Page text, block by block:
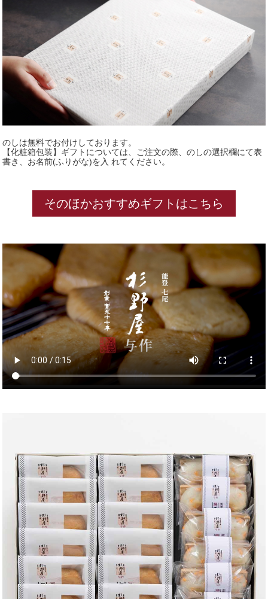
のしは無料でお付けしております。
【化粧箱包装】ギフトについては、ご注文の際、のしの選択欄にて表
書き、お名前(ふりがな)を入 れてください。
そのほかおすすめギフトはこちら